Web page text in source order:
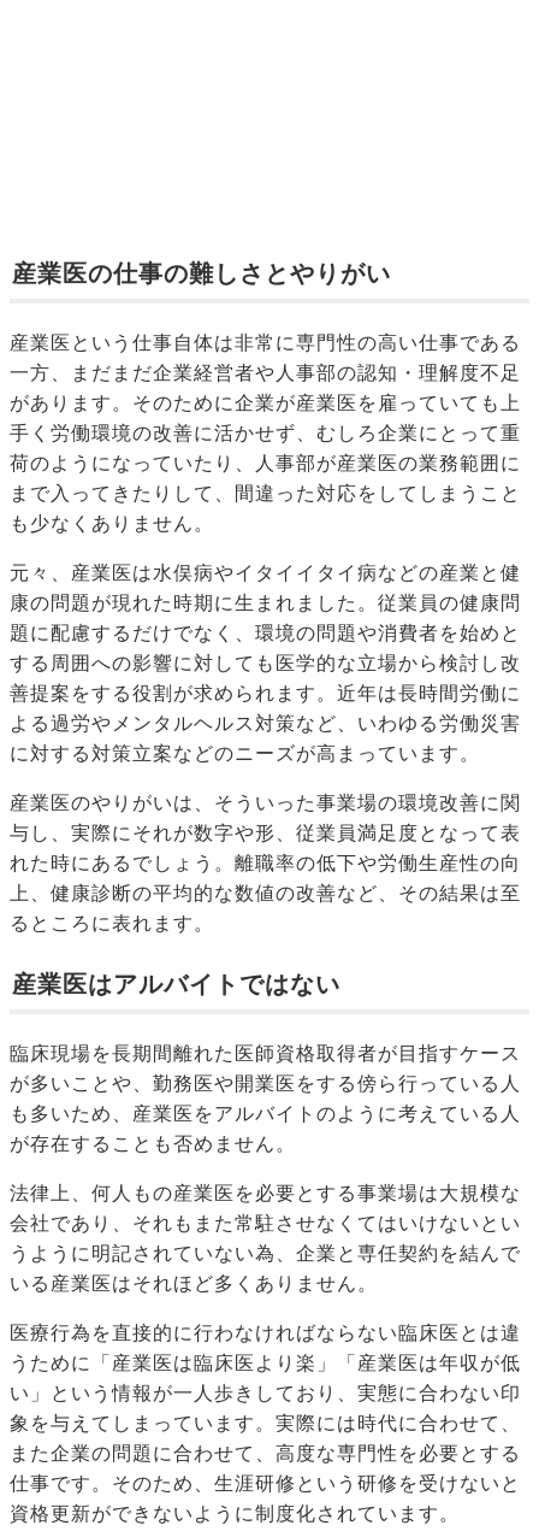
産業医の仕事の難しさとやりがい
産業医という仕事自体は非常に専門性の高い仕事である
一方、まだまだ企業経営者や人事部の認知・理解度不足
があります。そのために企業が産業医を雇っていても上
手く労働環境の改善に活かせず、むしろ企業にとって重
荷のようになっていたり、人事部が産業医の業務範囲に
まで入ってきたりして、間違った対応をしてしまうこと
も少なくありません。
元々、産業医は水俣病やイタイイタイ病などの産業と健
康の問題が現れた時期に生まれました。従業員の健康問
題に配慮するだけでなく、環境の問題や消費者を始めと
する周囲への影響に対しても医学的な立場から検討し改
善提案をする役割が求められます。近年は長時間労働に
よる過労やメンタルヘルス対策など、いわゆる労働災害
に対する対策立案などのニーズが高まっています。
産業医のやりがいは、そういった事業場の環境改善に関
与し、実際にそれが数字や形、従業員満足度となって表
れた時にあるでしょう。離職率の低下や労働生産性の向
上、健康診断の平均的な数値の改善など、その結果は至
るところに表れます。
産業医はアルバイトではない
臨床現場を長期間離れた医師資格取得者が目指すケース
が多いことや、勤務医や開業医をする傍ら行っている人
も多いため、産業医をアルバイトのように考えている人
が存在することも否めません。
法律上、何人もの産業医を必要とする事業場は大規模な
会社であり、それもまた常駐させなくてはいけないとい
うように明記されていない為、企業と専任契約を結んで
いる産業医はそれほど多くありません。
医療行為を直接的に行わなければならない臨床医とは違
うために「産業医は臨床医より楽」「産業医は年収が低
い」という情報が一人歩きしており、実態に合わない印
象を与えてしまっています。実際には時代に合わせて、
また企業の問題に合わせて、高度な専門性を必要とする
仕事です。そのため、生涯研修という研修を受けないと
資格更新ができないように制度化されています。